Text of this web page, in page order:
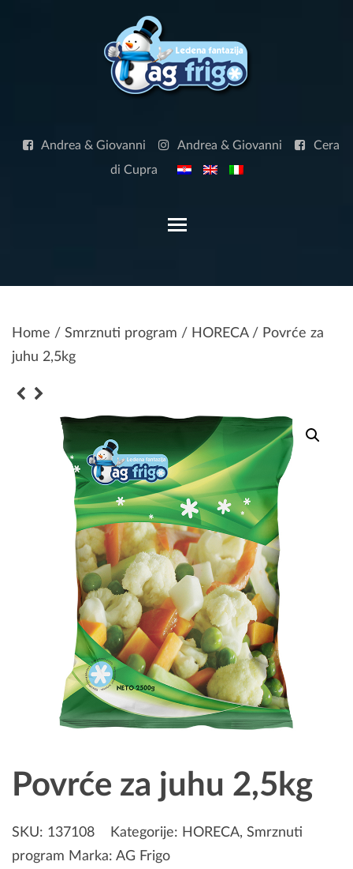
Andrea & Giovanni Andrea & Giovanni Cera
di Cupra
Home / Smrznuti program / HORECA/ Povrće za
juhu 2,5kg
Povrće za juhu 2,5kg
SKU: 137108 Kategorije: HORECA, Smrznuti
program Marka: AG Frigo